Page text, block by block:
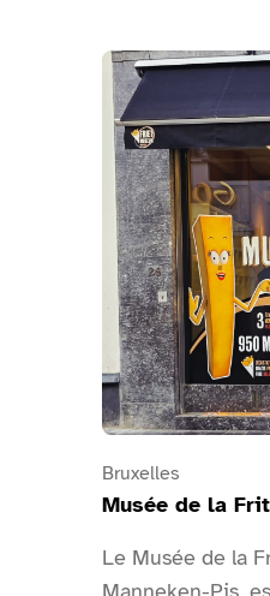
Bruxelles
Musée de la
Le Musée de la
Ansehen Musée